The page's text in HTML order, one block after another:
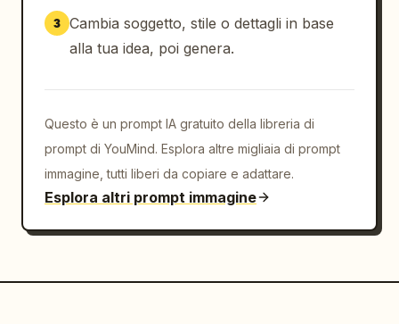
3 Cambia soggetto, stile o dettagli in base
alla tua idea, poi genera.
Questo è un prompt IA gratuito della libreria di
prompt di YouMind. Esplora altre migliaia di prompt
immagine, tutti liberi da copiare e adattare.
Esplora altri prompt immagine